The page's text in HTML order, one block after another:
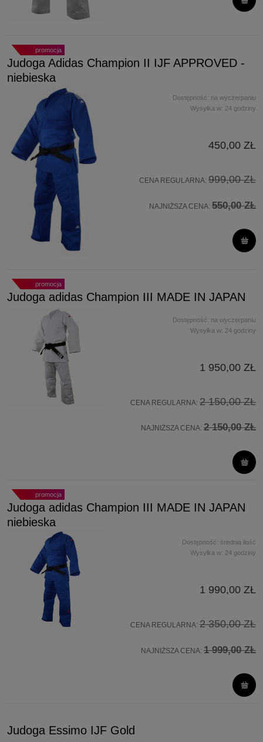
Judoga Adidas Champion II IJF APPROVED -
niebieska
Dostępność: na wyczerpaniu
Wysyłka w: 24 godziny
450,00 ZŁ
CENA REGULARNA: 999,00 ZŁ
NAJNIŻSZA CENA: 550,00 ZŁ
promocja
Judoga adidas Champion III MADE IN JAPAN
Dostępność: na wyczerpaniu
Wysyłka w: 24 godziny
1 950,00 ZŁ
CENA REGULARNA: 2 150,00 ZŁ
NAJNIŻSZA CENA: 2 150,00 ZŁ
promocja
Judoga adidas Champion III MADE IN JAPAN
niebieska
Dostępność: średnia ilość
Wysyłka w: 24 godziny
1 990,00 ZŁ
CENA REGULARNA: 2 350,00 ZŁ
NAJNIŻSZA CENA: 1 999,00 ZŁ
promocja
Judoga Essimo IJF Gold